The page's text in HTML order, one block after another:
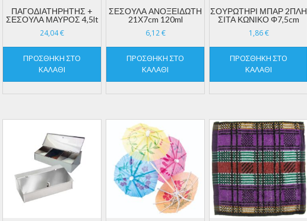
ΠΑΓΟΔΙΑΤΗΡΗΤΗΣ +
ΣΕΣΟΥΛΑ ΜΑΥΡΟΣ 4,5lt
24,04€
ΠΡΟΣΘΉΚΗ ΣΤΟ
ΚΑΛΆΘΙ
ΣΕΣΟΥΛΑ ΑΝΟΞΕΙΔΩΤΗ
21Χ7cm 120ml
6,12€
ΠΡΟΣΘΉΚΗ ΣΤΟ
ΚΑΛΆΘΙ
ΣΟΥΡΩΤΗΡΙ ΜΠΑΡ 2ΠΛΗ
ΣΙΤΑ ΚΩΝΙΚΟ Φ7,5cm
1,86€
ΠΡΟΣΘΉΚΗ ΣΤΟ
ΚΑΛΆΘΙ